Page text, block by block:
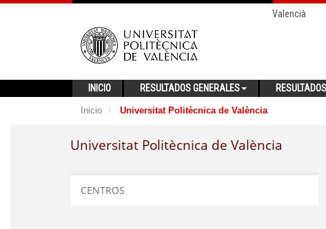
Valencià
INICIO RESULTADOS GENERALES
Inicio Universitat Politècnica de València
Universitat Politècnica de València
CENTROS